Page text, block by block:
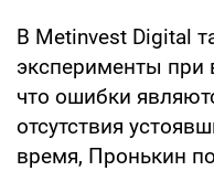
В Metinvest Digital
эксперименты при
что ошибки
отсутствия
время, Пронькин